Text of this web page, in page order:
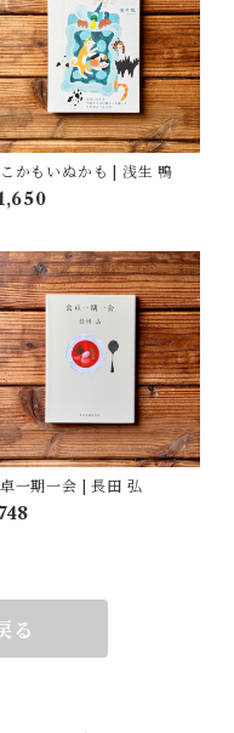
かもいぬかも | 浅生 鴨
一期一会 | 長田 弘
る